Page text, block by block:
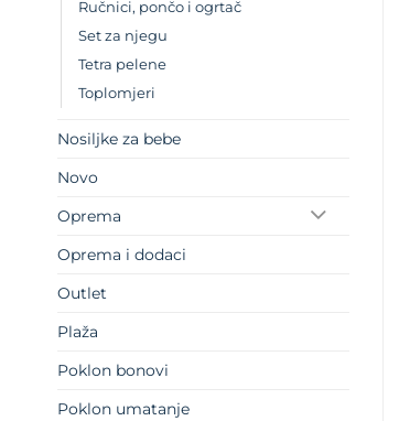
Ručnici, pončo i ogrtač
Set za njegu
Tetra pelene
Toplomjeri
Nosiljke za bebe
Novo
Oprema
Oprema i dodaci
Outlet
Plaža
Poklon bonovi
Poklon umatanje